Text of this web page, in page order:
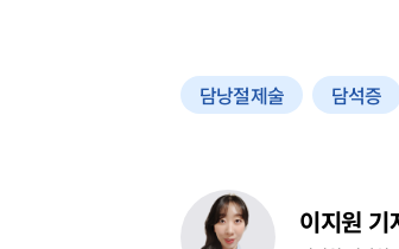
담낭절제술 담석증
이지원 기